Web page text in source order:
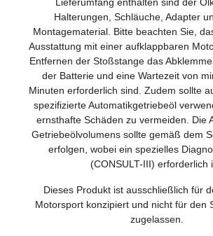
Halterungen, Schläuche, Adapter
Montagematerial. Bitte beachten Sie,
Ausstattung mit einer aufklappbaren
Entfernen der Stoßstange das
der Batterie und eine Wartezeit von
Minuten erforderlich sind. Zudem sollte
spezifizierte Automatikgetriebeöl
ernsthafte Schäden zu vermeiden. Die
Getriebeölvolumens sollte gemäß dem
erfolgen, wobei ein spezielles
(CONSULT-III) erforderlich
Dieses Produkt ist ausschließlich für
Motorsport konzipiert und nicht für den
zugelassen.